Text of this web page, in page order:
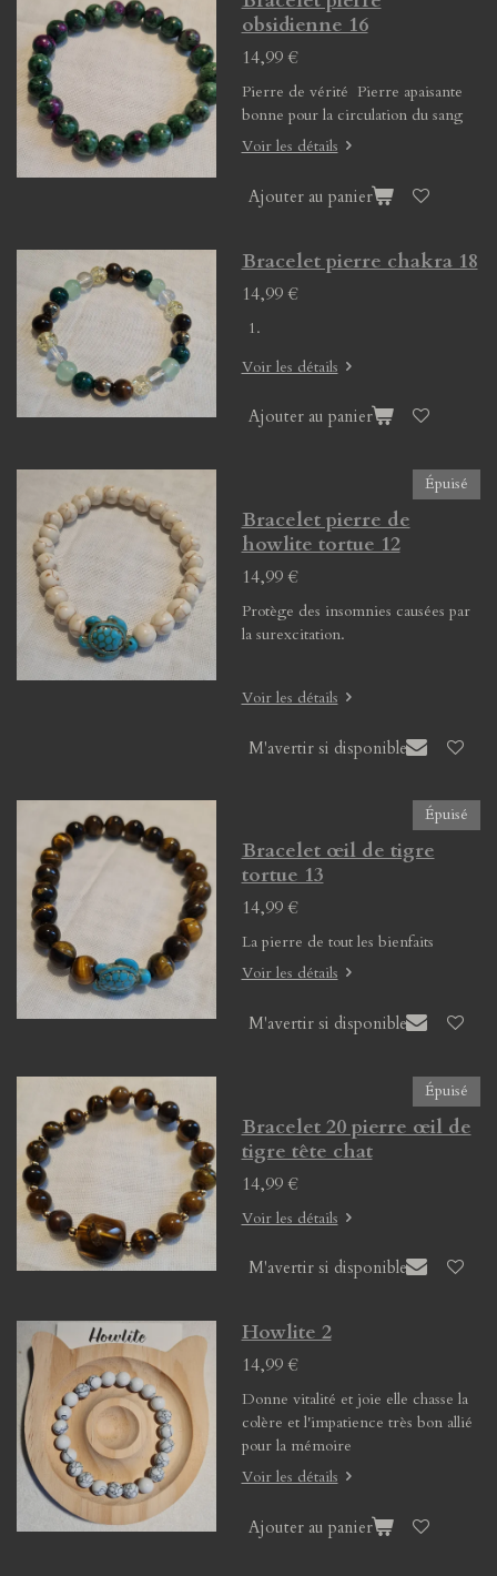
obsidienne 16
14,99 €
Pierre de vérité Pierre apaisante
bonne pour la circulation du sang
Voir les détails
Ajouter au panier
Bracelet pierre chakra 18
14,99 €
Voir les détails
Ajouter au panier
Épuisé
Bracelet pierre de
howlite tortue 12
14,99 €
Protège des insomnies causées par
la surexcitation.
Voir les détails
M'avertir si disponible
Épuisé
Bracelet œil de tigre
tortue 13
14,99 €
La pierre de tout les bienfaits
Voir les détails
M'avertir si disponible
Épuisé
Bracelet 20 pierre œil de
tigre tête chat
14,99 €
Voir les détails
M'avertir si disponible
Howlite 2
14,99 €
Donne vitalité et joie elle chasse la
colère et l'impatience très bon allié
pour la mémoire
Voir les détails
Ajouter au panier